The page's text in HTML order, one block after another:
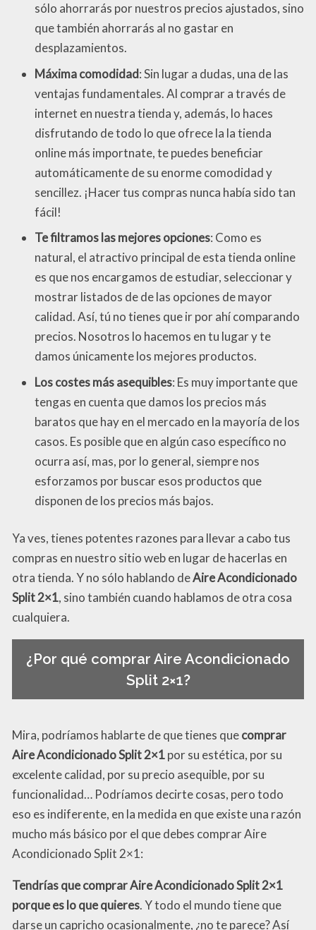
sólo ahorrarás por nuestros precios ajustados, sino
que también ahorrarás al no gastar en
desplazamientos.
Máxima comodidad: Sin lugar a dudas, una de las
ventajas fundamentales. Al comprar a través de
internet en nuestra tienda y, además, lo haces
disfrutando de todo lo que ofrece la la tienda
online más importnate, te puedes beneficiar
automáticamente de su enorme comodidad y
sencillez. ¡Hacer tus compras nunca había sido tan
fácil!
Te filtramos las mejores opciones: Como es
natural, el atractivo principal de esta tienda online
es que nos encargamos de estudiar, seleccionar y
mostrar listados de de las opciones de mayor
calidad. Así, tú no tienes que ir por ahí comparando
precios. Nosotros lo hacemos en tu lugar y te
damos únicamente los mejores productos.
Los costes más asequibles: Es muy importante que
tengas en cuenta que damos los precios más
baratos que hay en el mercado en la mayoría de los
casos. Es posible que en algún caso específico no
ocurra así, mas, por lo general, siempre nos
esforzamos por buscar esos productos que
disponen de los precios más bajos.
Ya ves, tienes potentes razones para llevar a cabo tus
compras en nuestro sitio web en lugar de hacerlas en
otra tienda. Y no sólo hablando deAire Acondicionado
Split 2×1, sino también cuando hablamos de otra cosa
cualquiera.
¿Por qué comprar Aire Acondicionado
Split 2×1?
Mira, podríamos hablarte de que tienes quecomprar
Aire Acondicionado Split 2×1por su estética, por su
excelente calidad, por su precio asequible, por su
funcionalidad… Podríamos decirte cosas, pero todo
eso es indiferente, en la medida en que existe una razón
mucho más básico por el que debes comprar Aire
Acondicionado Split 2×1:
Tendrías que comprar Aire Acondicionado Split 2×1
porque es lo que quieres. Y todo el mundo tiene que
darse un capricho ocasionalmente, ¿no te parece? Así